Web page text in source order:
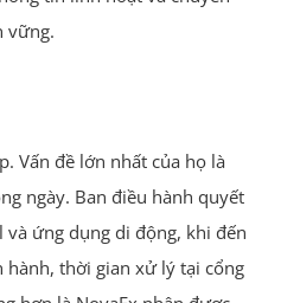
vững.
Vấn đề lớn nhất của họ là
ngày. Ban điều hành quyết
ứng dụng di động, khi đến
hành, thời gian xử lý tại cổng